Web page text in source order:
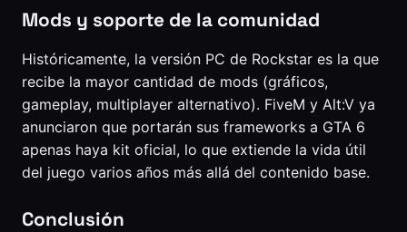
Mods y soporte de la comunidad
Históricamente, la versión PC de Rockstar es la que
recibe la mayor cantidad de mods (gráficos,
gameplay, multiplayer alternativo). FiveM y Alt:V ya
anunciaron que portarán sus frameworks a GTA 6
apenas haya kit oficial, lo que extiende la vida útil
del juego varios años más allá del contenido base.
Conclusión